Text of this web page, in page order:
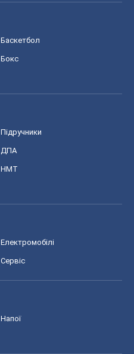
Баскетбол
Бокс
Підручники
ДПА
НМТ
Електромобілі
Сервіс
Напої